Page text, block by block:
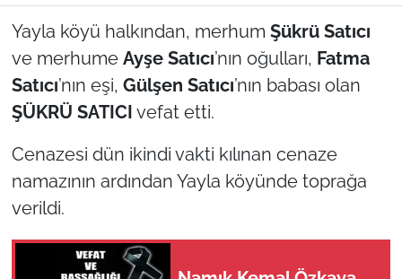
Yayla köyü halkından, merhum Şükrü Satıcı
ve merhume Ayşe Satıcı’nın oğulları, Fatma
Satıcı’nın eşi, Gülşen Satıcı’nın babası olan
ŞÜKRÜ SATICI vefat etti.
Cenazesi dün ikindi vakti kılınan cenaze
namazının ardından Yayla köyünde toprağa
verildi.
YAŞAM
EDİRNE
KIRKLARELİ
ÇANAKKALE
TÜRKİYE